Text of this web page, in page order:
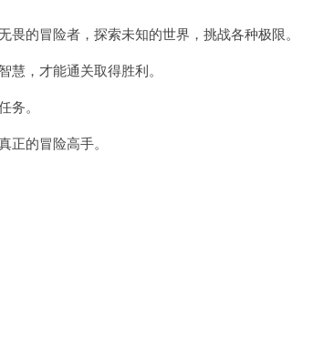
约
的冒险者，探索未知的世界，挑战各种极限。
，才能通关取得胜利。
。
的冒险高手。